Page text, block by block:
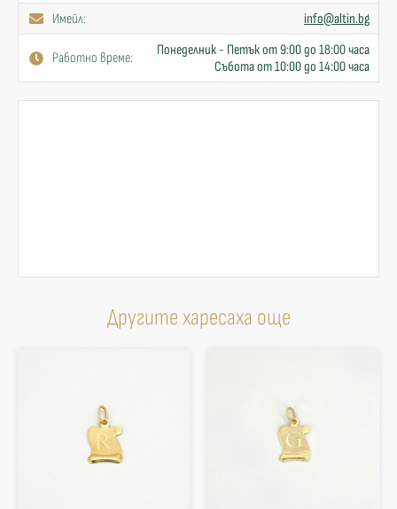
Имейл:
info@altin.bg
Работно време:
Понеделник - Петък от 9:00 до 18:00 часа
Събота от 10:00 до 14:00 часа
Другите харесаха още